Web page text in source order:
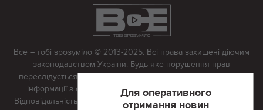
Для оперативного
отримання новин
Все – тобі зрозуміло © 2013-2025. Всі права захищені діючим
законодавством України. Будь-яке порушення прав
переслідується в судовому порядку. Будь-яке відтворення
інформації з сайту тільки з письмово дозволу редакції.
Відповідальність за достовірність усіх матеріалів, розміщених